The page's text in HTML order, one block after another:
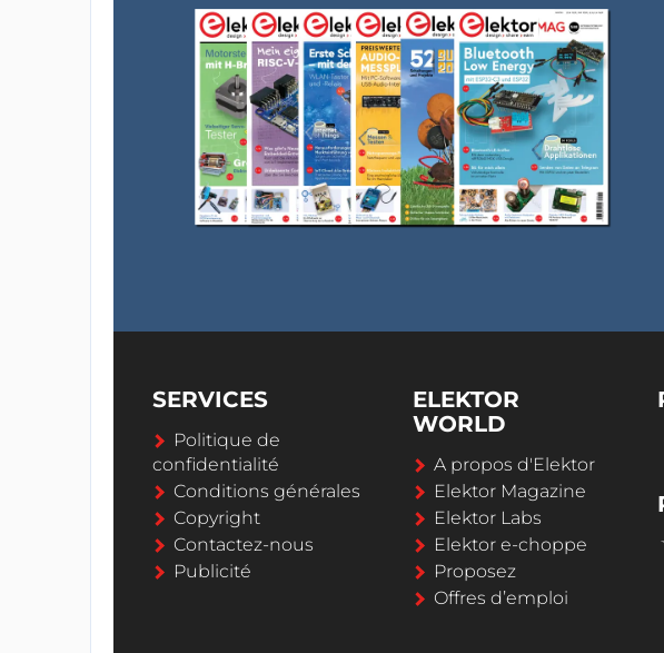
SERVICES
Politique de
confidentialité
Conditions générales
Copyright
Contactez-nous
Publicité
ELEKTOR
WORLD
A propos d'Elektor
Elektor Magazine
Elektor Labs
Elektor e-choppe
Proposez
Offres d’emploi